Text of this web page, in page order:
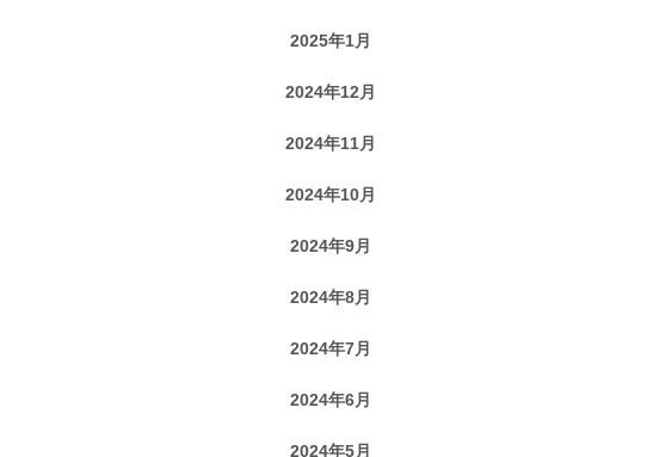
2025年1月
2024年12月
2024年11月
2024年10月
2024年9月
2024年8月
2024年7月
2024年6月
2024年5月